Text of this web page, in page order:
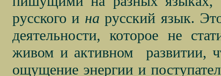
русского и на русский язык.
деятельности, которое не
живом и активном
развитии,
ощущение энергии и